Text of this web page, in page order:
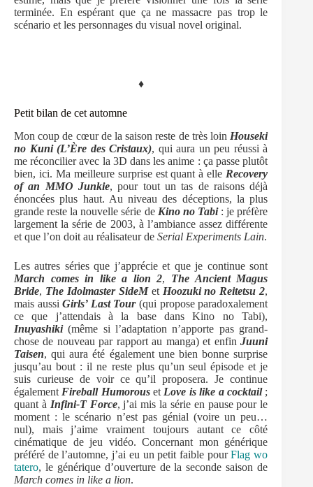
terminée. En espérant que ça ne massacre pas trop le
scénario et les personnages du visual novel original.
♦
Petit bilan de cet automne
Mon coup de cœur de la saison reste de très loin Houseki
no Kuni (L’Ère des Cristaux), qui aura un peu réussi à
me réconcilier avec la 3D dans les anime : ça passe plutôt
bien, ici. Ma meilleure surprise est quant à elle Recovery
of an MMO Junkie, pour tout un tas de raisons déjà
énoncées plus haut. Au niveau des déceptions, la plus
grande reste la nouvelle série de Kino no Tabi: je préfère
largement la série de 2003, à l’ambiance assez différente
et que l’on doit au réalisateur de Serial Experiments Lain.
Les autres séries que j’apprécie et que je continue sont
March comes in like a lion 2, The Ancient Magus
Bride, The Idolmaster SideMet Hoozuki no Reitetsu 2,
mais aussiGirls’ Last Tour(qui propose paradoxalement
ce que j’attendais à la base dans Kino no Tabi),
Inuyashiki(même si l’adaptation n’apporte pas grand-
chose de nouveau par rapport au manga) et enfinJuuni
Taisen, qui aura été également une bien bonne surprise
jusqu’au bout : il ne reste plus qu’un seul épisode et je
suis curieuse de voir ce qu’il proposera. Je continue
également Fireball Humorouset Love is like a cocktail ;
quant à Infini-T Force, j’ai mis la série en pause pour le
moment : le scénario n’est pas génial (voire un peu…
nul), mais j’aime vraiment toujours autant ce côté
cinématique de jeu vidéo. Concernant mon générique
préféré de l’automne, j’ai eu un petit faible pourFlag wo
tatero, le générique d’ouverture de la seconde saison de
March comes in like a lion.